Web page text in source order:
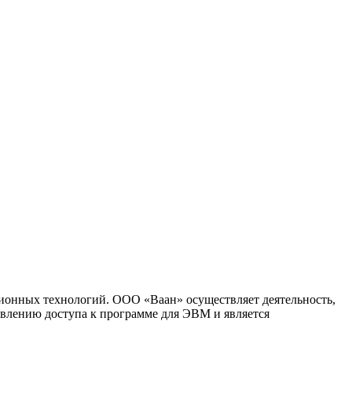
технологий. ООО «Ваан» осуществляет деятельность,
доступа к программе для ЭВМ и является